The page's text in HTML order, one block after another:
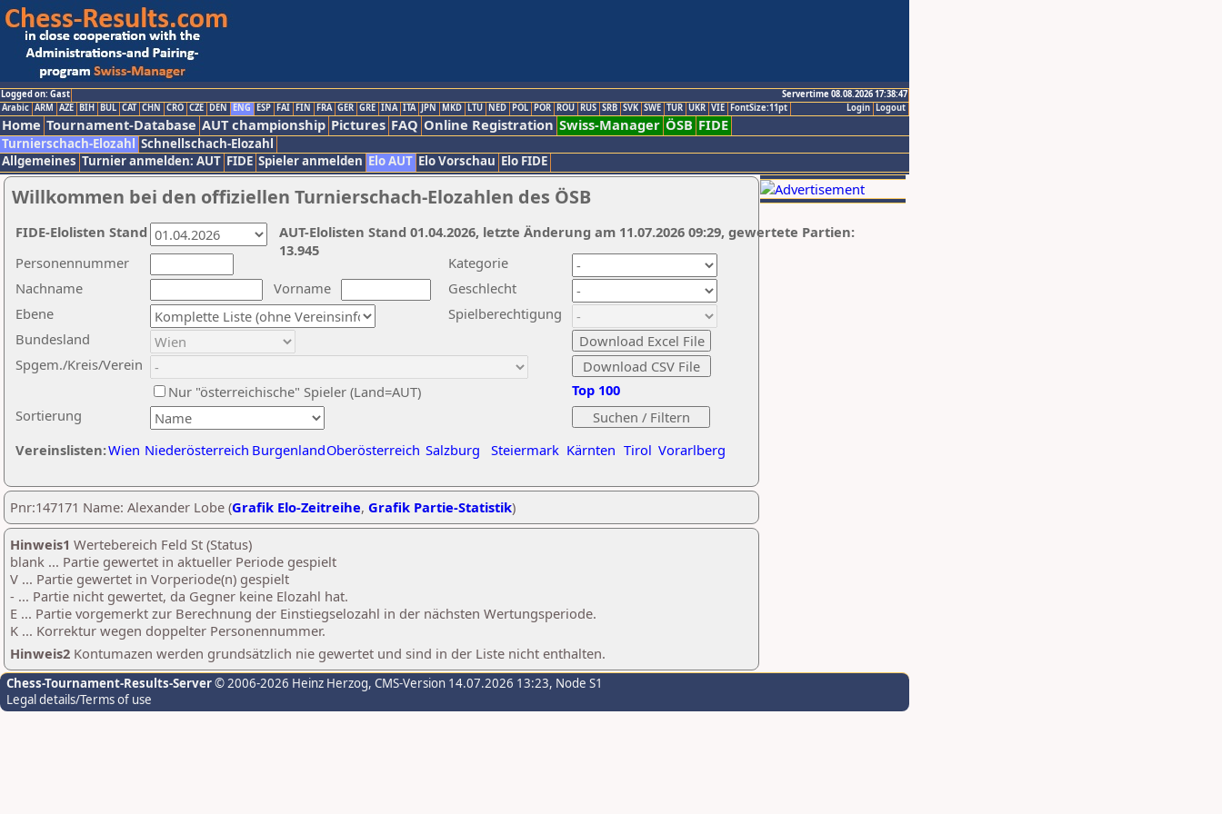
Logged on: Gast
Servertime 08.08.2026 17:38:47
Logout
Login
Arabic ARM AZE BIH BUL CAT CHN CRO CZE DEN ENG ESP FAI FIN FRA GER GRE INA ITA JPN MKD LTU NED POL POR ROU RUS SRB SVK SWE TUR UKR VIE FontSize:11pt
Home Tournament-Database AUT championship Pictures FAQ Online Registration Swiss-Manager ÖSB FIDE
Turnierschach-Elozahl Schnellschach-Elozahl
Allgemeines Turnier anmelden: AUT FIDE Spieler anmelden Elo AUT Elo Vorschau Elo FIDE
Willkommen bei den offiziellen Turnierschach-Elozahlen des ÖSB
Nachname
Vorname
Ebene
Kategorie
Sortierung
Personennummer
Bundesland
Spgem./Kreis/Verein
Geschlecht
Nur "österreichische" Spieler (Land=AUT)
Spielberechtigung
Vereinslisten:Wien Niederösterreich BurgenlandOberösterreich Salzburg Steiermark Kärnten Tirol Vorarlberg
Top 100
AUT-Elolisten Stand 01.04.2026, letzte Änderung am 11.07.2026 09:29, gewertete Partien:
13.945
FIDE-Elolisten Stand
Pnr:147171 Name: Alexander Lobe (Grafik Elo-Zeitreihe, Grafik Partie-Statistik)
Hinweis1 Wertebereich Feld St (Status)
blank ... Partie gewertet in aktueller Periode gespielt
V ... Partie gewertet in Vorperiode(n) gespielt
- ... Partie nicht gewertet, da Gegner keine Elozahl hat.
E ... Partie vorgemerkt zur Berechnung der Einstiegselozahl in der nächsten Wertungsperiode.
K ... Korrektur wegen doppelter Personennummer.
Hinweis2 Kontumazen werden grundsätzlich nie gewertet und sind in der Liste nicht enthalten.
Chess-Tournament-Results-Server© 2006-2026 Heinz Herzog, CMS-Version 14.07.2026 13:23, Node S1
Legal details/Terms of use